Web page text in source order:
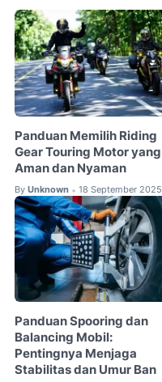
Panduan Memilih Riding
Gear Touring Motor yang
Aman dan Nyaman
By Unknown • 18 September 2025
Panduan Spooring dan
Balancing Mobil:
Pentingnya Menjaga
Stabilitas dan Umur Ban